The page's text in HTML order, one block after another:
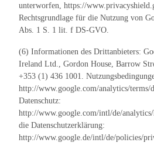
unterworfen, https://
Rechtsgrundlage für die Nutzung von
Abs. 1 S. 1 lit. f DS-GVO.
(6) Informationen des Drittanbieters:
Ireland Ltd., Gordon House, Barrow
+353 (1) 436 1001.
http://www.google.com/analytics/terms/
Datenschutz:
http://www.google.com/intl/de/
die Datenschutzerklärung:
http://www.google.de/intl/de/policies/